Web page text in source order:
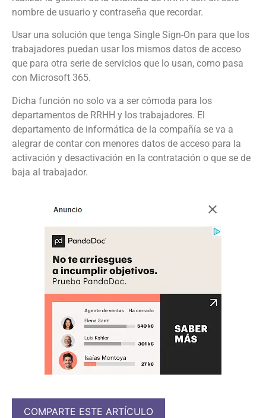
nombre de usuario y contraseña que recordar.
Usar una solución que tenga Single Sign-On para que los
trabajadores puedan usar los mismos datos de acceso
que para otra serie de servicios que lo usan, como pasa
con Microsoft 365.
Dicha función no solo va a ser cómoda para los
departamentos de RRHH y los trabajadores. El
departamento de informática de la compañía se va a
alegrar de contar con menores datos de acceso para la
activación y desactivación en la contratación o que se de
baja al trabajador.
COMPARTE ESTE ARTÍCULO